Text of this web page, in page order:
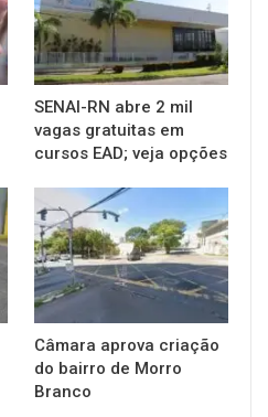
SENAI-RN abre 2 mil
vagas gratuitas em
cursos EAD; veja opções
Câmara aprova criação
do bairro de Morro
Branco